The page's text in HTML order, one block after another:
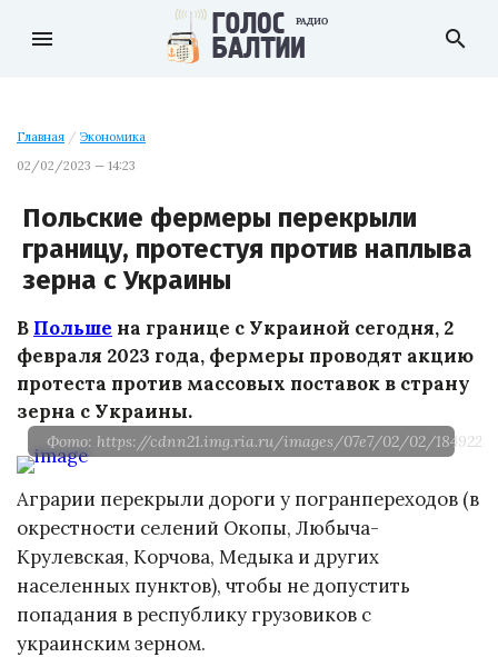
menu search
Главная / Экономика
02/02/2023 — 14:23
Польские фермеры перекрыли
границу, протестуя против наплыва
зерна с Украины
В Польше на границе с Украиной сегодня, 2
февраля 2023 года, фермеры проводят акцию
протеста против массовых поставок в страну
зерна с Украины.
Фото: https://cdnn21.img.ria.ru/images/07e7/02/02/
Аграрии перекрыли дороги у погранпереходов (в
окрестности селений Окопы, Любыча-
Крулевская, Корчова, Медыка и других
населенных пунктов), чтобы не допустить
попадания в республику грузовиков с
украинским зерном.